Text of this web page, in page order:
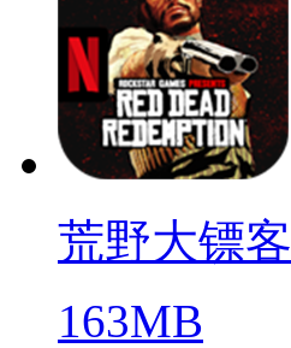
荒野大镖客
163MB